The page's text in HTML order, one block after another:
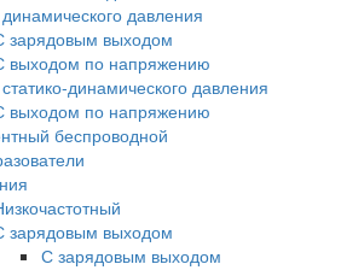
давления
зарядовым выходом
выходом по напряжению
динамического давления
выходом по напряжению
беспроводной
зарядовым выходом
С зарядовым выходом